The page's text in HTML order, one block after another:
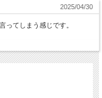
2025/04/30
ってしまう感じです。